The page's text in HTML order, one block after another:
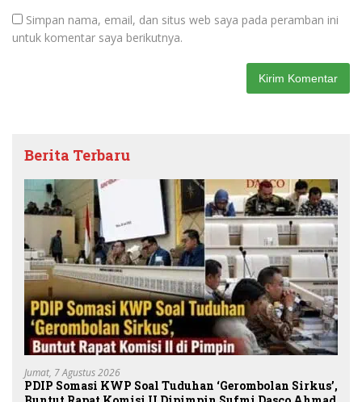
Simpan nama, email, dan situs web saya pada peramban ini
untuk komentar saya berikutnya.
Berita Terbaru
Jumat, 7 Agustus 2026
PDIP Somasi KWP Soal Tuduhan ‘Gerombolan Sirkus’,